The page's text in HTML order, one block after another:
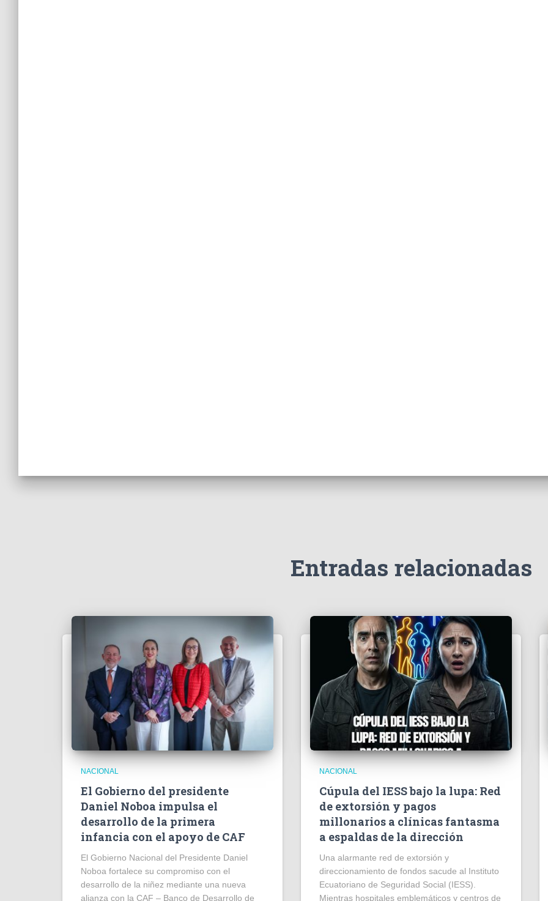
Entradas relacionadas
NACIONAL
El Gobierno del presidente
Daniel Noboa impulsa el
desarrollo de la primera
infancia con el apoyo de CAF
El Gobierno Nacional del Presidente Daniel
Noboa fortalece su compromiso con el
desarrollo de la niñez mediante una nueva
alianza con la CAF – Banco de Desarrollo de
NACIONAL
Cúpula del IESS bajo la lupa: Red
de extorsión y pagos
millonarios a clínicas fantasma
a espaldas de la dirección
​Una alarmante red de extorsión y
direccionamiento de fondos sacude al Instituto
Ecuatoriano de Seguridad Social (IESS).
Mientras hospitales emblemáticos y centros de